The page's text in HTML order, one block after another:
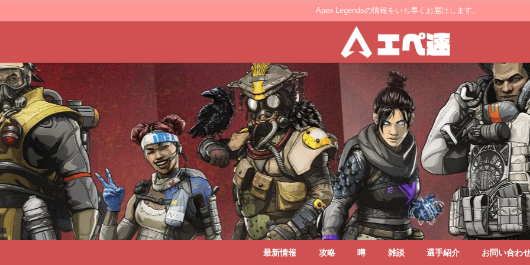
Apex Legendsの情報をいち早くお届けします。
最新情報 攻略 噂 雑談 選手紹介 お問い合わ